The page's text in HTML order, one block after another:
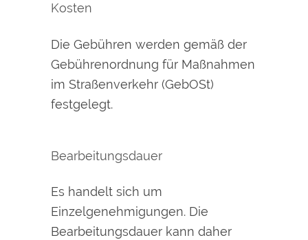
Kosten
Die Gebühren werden gemäß der
Gebührenordnung für Maßnahmen
im Straßenverkehr (GebOSt)
festgelegt.
Bearbeitungsdauer
Es handelt sich um
Einzelgenehmigungen. Die
Bearbeitungsdauer kann daher